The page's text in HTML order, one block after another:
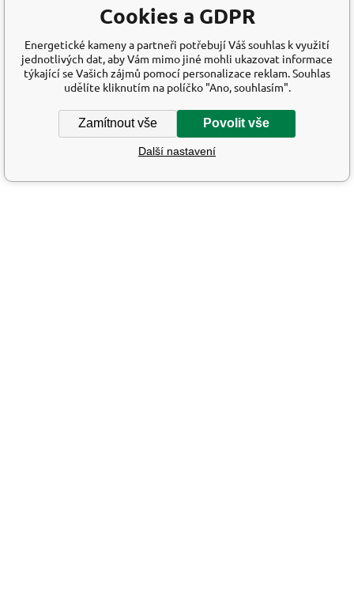
Cookies a GDPR
Energetické kameny a partneři potřebují Váš souhlas k využití
jednotlivých dat, aby Vám mimo jiné mohli ukazovat informace
týkající se Vašich zájmů pomocí personalizace reklam. Souhlas
udělíte kliknutím na políčko "Ano, souhlasím".
Zamítnout vše Povolit vše
Další nastavení